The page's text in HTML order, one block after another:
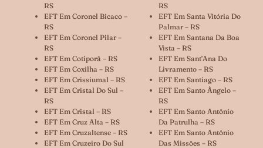
RS
EFT Em Coronel Bicaco –
RS
EFT Em Coronel Pilar –
RS
EFT Em Cotiporã – RS
EFT Em Coxilha – RS
EFT Em Crissiumal – RS
EFT Em Cristal Do Sul –
RS
EFT Em Cristal – RS
EFT Em Cruz Alta – RS
EFT Em Cruzaltense – RS
EFT Em Cruzeiro Do Sul
RS
EFT Em Santa Vitória Do
Palmar – RS
EFT Em Santana Da Boa
Vista – RS
EFT Em Sant’Ana Do
Livramento – RS
EFT Em Santiago – RS
EFT Em Santo Ângelo –
RS
EFT Em Santo Antônio
Da Patrulha – RS
EFT Em Santo Antônio
Das Missões – RS